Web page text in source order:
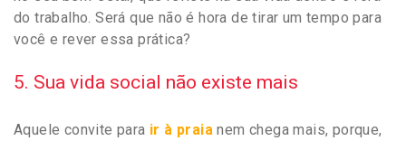
do trabalho. Será que não é hora de tirar um tempo para
você e rever essa prática?
5. Sua vida social não existe mais
Aquele convite para ir à praia nem chega mais, porque,